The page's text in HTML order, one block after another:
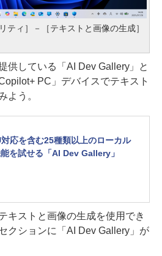
ティ］－［テキストと画像の生成］
供している「AI Dev Gallery」と
PC」デバイスでテキスト
よう。
対応を含む25種類以上のローカル
を試せる「AI Dev Gallery」
キストと画像の生成を使用でき
クションに「AI Dev Gallery」が